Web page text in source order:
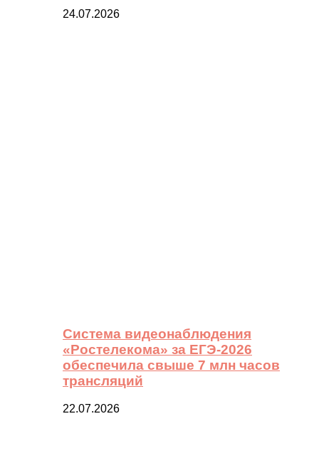
24.07.2026
Система видеонаблюдения
«Ростелекома» за ЕГЭ-2026
обеспечила свыше 7 млн часов
трансляций
22.07.2026